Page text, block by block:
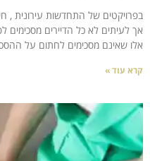
בפרויקטים של התחדשות עירונית ,
אך לעיתים לא כל הדיירים מסכימים
אלו שאינם מסכימים לחתום על
קרא עוד »